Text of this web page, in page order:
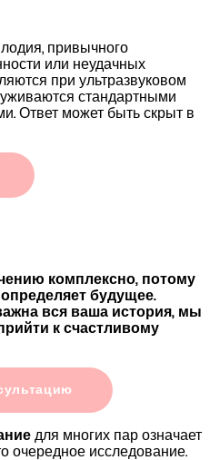
привычного
или неудачных
при ультразвуковом
стандартными
Ответ может быть скрыт в
комплексно, потому
будущее.
вся ваша история, мы
к счастливому
для многих пар означает
очередное исследование.